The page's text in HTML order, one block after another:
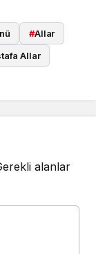
#Allar
Allar
alanlar